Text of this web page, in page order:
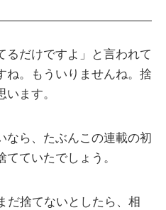
るだけですよ」と言われて
ね。もういりませんね。捨
ます。
なら、たぶんこの連載の初
ていたでしょう。
だ捨てないとしたら、相